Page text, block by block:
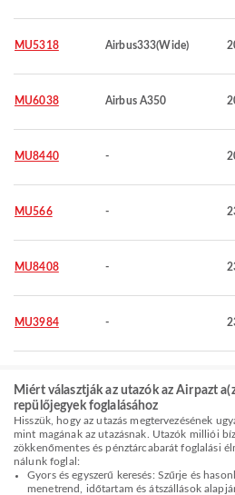
MU5318 Airbus333(Wide)
MU6038 Airbus A350
MU8440 -
MU566 -
MU8408 -
MU3984 -
Miért választják az utazók az Airpazt
repülőjegyek foglalásához
Hisszük, hogy az utazás megtervezésének
mint magának az utazásnak. Utazók milliói
zökkenőmentes és pénztárcabarát foglalási
nálunk foglal:
Gyors és egyszerű keresés: Szűrje és
menetrend, időtartam és átszállások